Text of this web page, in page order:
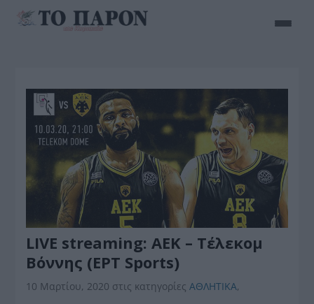
LIVE streaming: ΑΕΚ – Τέλεκομ
Βόννης (ΕΡΤ Sports)
10 Μαρτίου, 2020 στις κατηγορίεςΑΘΛΗΤΙΚΑ,